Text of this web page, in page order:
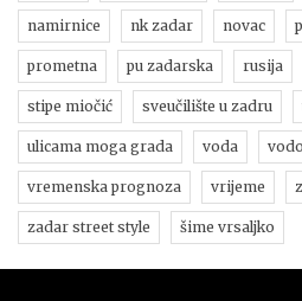
namirnice nk zadar novac
prometna pu zadarska rusija
stipe miočić sveučilište u zadru
ulicama moga grada voda
vremenska prognoza vrijeme
zadar street style šime vrsaljko